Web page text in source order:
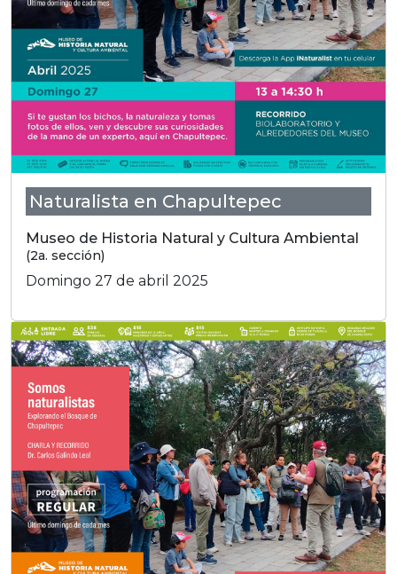
Naturalista en Chapultepec
Museo de Historia Natural y Cultura Ambiental
(2a. sección)
Domingo 27 de abril 2025